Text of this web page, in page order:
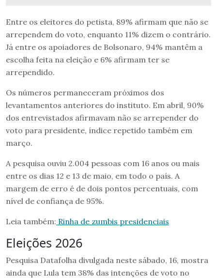
Entre os eleitores do petista, 89% afirmam que não se
arrependem do voto, enquanto 11% dizem o contrário.
Já entre os apoiadores de Bolsonaro, 94% mantêm a
escolha feita na eleição e 6% afirmam ter se
arrependido.
Os números permaneceram próximos dos
levantamentos anteriores do instituto. Em abril, 90%
dos entrevistados afirmavam não se arrepender do
voto para presidente, índice repetido também em
março.
A pesquisa ouviu 2.004 pessoas com 16 anos ou mais
entre os dias 12 e 13 de maio, em todo o país. A
margem de erro é de dois pontos percentuais, com
nível de confiança de 95%.
Leia também: Rinha de zumbis presidenciais
Eleições 2026
Pesquisa Datafolha divulgada neste sábado, 16, mostra
ainda que Lula tem 38% das intenções de voto no